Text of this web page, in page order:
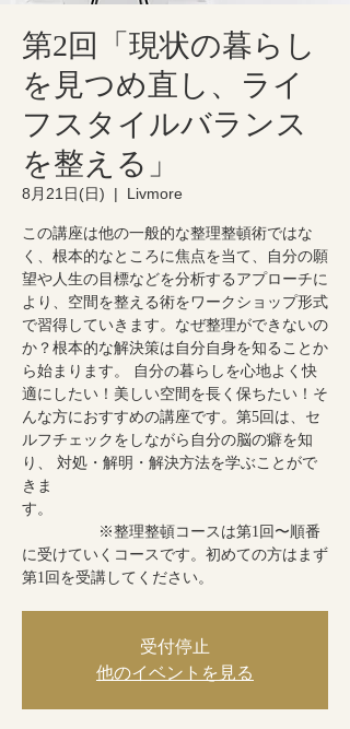
第2回「現状の暮らし
を見つめ直し、ライ
フスタイルバランス
を整える」
8月21日(日)
  |
Livmore
この講座は他の一般的な整理整頓術ではな
く、根本的なところに焦点を当て、自分の願
望や人生の目標などを分析するアプローチに
より、空間を整える術をワークショップ形式
で習得していきます。なぜ整理ができないの
か？根本的な解決策は自分自身を知ることか
ら始まります。 自分の暮らしを心地よく快
適にしたい！美しい空間を長く保ちたい！そ
んな方におすすめの講座です。第5回は、セ
ルフチェックをしながら自分の脳の癖を知
り、 対処・解明・解決方法を学ぶことがで
きま
す。
※整理整頓コースは第1回〜順番
に受けていくコースです。初めての方はまず
第1回を受講してください。
受付停止
他のイベントを見る